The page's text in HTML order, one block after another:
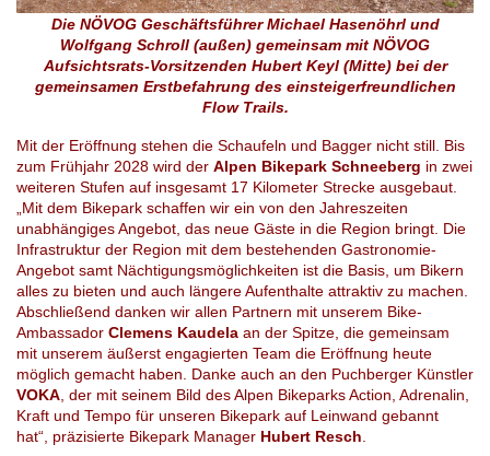
Die NÖVOG Geschäftsführer Michael Hasenöhrl und
Wolfgang Schroll (außen) gemeinsam mit NÖVOG
Aufsichtsrats-Vorsitzenden Hubert Keyl (Mitte) bei der
gemeinsamen Erstbefahrung des einsteigerfreundlichen
Flow Trails.
Mit der Eröffnung stehen die Schaufeln und Bagger nicht still. Bis
zum Frühjahr 2028 wird der Alpen Bikepark Schneeberg in zwei
weiteren Stufen auf insgesamt 17 Kilometer Strecke ausgebaut.
„Mit dem Bikepark schaffen wir ein von den Jahreszeiten
unabhängiges Angebot, das neue Gäste in die Region bringt. Die
Infrastruktur der Region mit dem bestehenden Gastronomie-
Angebot samt Nächtigungsmöglichkeiten ist die Basis, um Bikern
alles zu bieten und auch längere Aufenthalte attraktiv zu machen.
Abschließend danken wir allen Partnern mit unserem Bike-
Ambassador Clemens Kaudela an der Spitze, die gemeinsam
mit unserem äußerst engagierten Team die Eröffnung heute
möglich gemacht haben. Danke auch an den Puchberger Künstler
VOKA , der mit seinem Bild des Alpen Bikeparks Action, Adrenalin,
Kraft und Tempo für unseren Bikepark auf Leinwand gebannt
hat“, präzisierte Bikepark Manager Hubert Resch